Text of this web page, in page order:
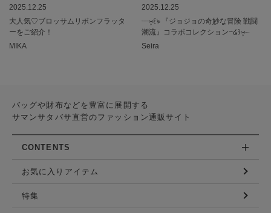
2025.12.25
大人気♡ブロッサムリボンフラッタ
ーをご紹介！
MIKA
2025.12.25
┈⑅̥꒰ঌ 『ジョジョの奇妙な冒険 戦闘
潮流』コラボコレクション~໒꒱⑅̥┈
Seira
バッグや財布などを豊富に展開する
サマンサタバサ直営のファッション通販サイト
CONTENTS
お気に入りアイテム
特集